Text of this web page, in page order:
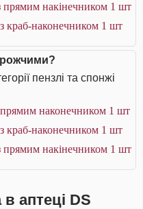
прямим накінечником 1 шт
краб-наконечником 1 шт
пензлі та спонжі
наконечником 1 шт
краб-наконечником 1 шт
прямим накінечником 1 шт
в аптеці DS